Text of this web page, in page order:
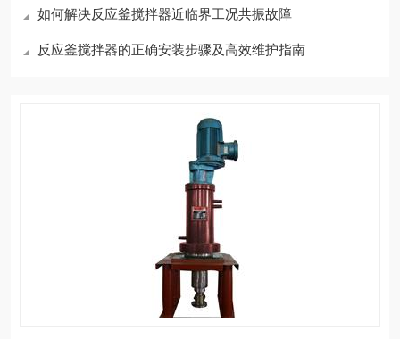
如何解决反应釜搅拌器近临界工况共振故障
反应釜搅拌器的正确安装步骤及高效维护指南